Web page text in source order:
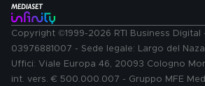
Copyright ©1999-2026 RTI Business Digital -
03976881007 - Sede legale: Largo del
Uffici: Viale Europa 46, 20093 Cologno
int. vers. € 500.000.007 - Gruppo MFE